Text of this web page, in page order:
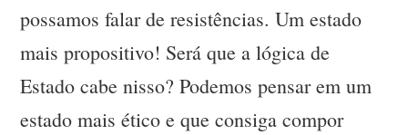
possamos falar de resistências. Um estado
mais propositivo! Será que a lógica de
Estado cabe nisso? Podemos pensar em um
estado mais ético e que consiga compor